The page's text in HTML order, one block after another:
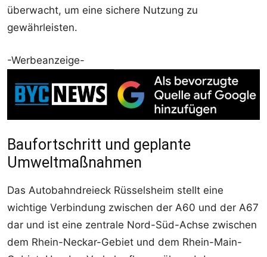
überwacht, um eine sichere Nutzung zu
gewährleisten.
-Werbeanzeige-
Baufortschritt und geplante
Umweltmaßnahmen
Das Autobahndreieck Rüsselsheim stellt eine
wichtige Verbindung zwischen der A60 und der A67
dar und ist eine zentrale Nord-Süd-Achse zwischen
dem Rhein-Neckar-Gebiet und dem Rhein-Main-